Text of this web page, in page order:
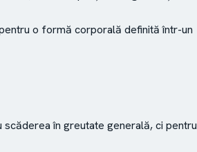
o formă corporală definită într-un
scăderea în greutate generală, ci pentru